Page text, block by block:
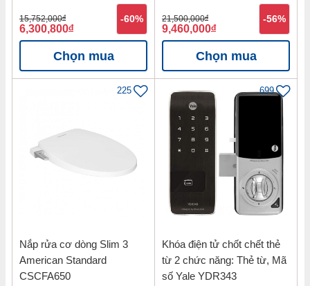
15,752,000đ
6,300,800đ
-60%
Chọn mua
21,500,000đ
9,460,000đ
-56%
Chọn mua
225
Nắp rửa cơ dòng Slim 3
American Standard
CSCFA650
699
Khóa điện tử chốt chết thẻ
từ 2 chức năng: Thẻ từ, Mã
số Yale YDR343